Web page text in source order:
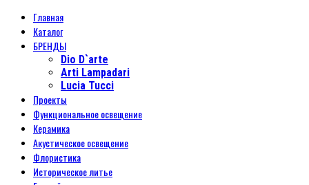
Главная
Каталог
БРЕНДЫ
Dio D`arte
Arti Lampadari
Lucia Tucci
Проекты
Функциональное освещение
Керамика
Акустическое освещение
Флористика
Историческое литье